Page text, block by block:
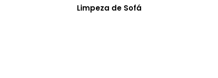
Limpeza de Sofá